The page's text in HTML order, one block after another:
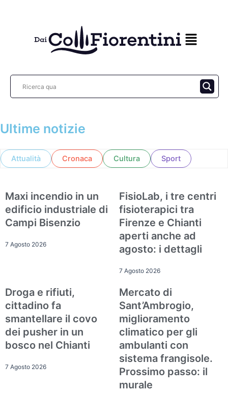
Ultime notizie
Attualità Cronaca Cultura Sport
Cronaca
Maxi incendio in un
edificio industriale di
Campi Bisenzio
7 Agosto 2026
FisioLab, i tre centri
fisioterapici tra
Firenze e Chianti
aperti anche ad
agosto: i dettagli
7 Agosto 2026
Cronaca
Droga e rifiuti,
cittadino fa
smantellare il covo
dei pusher in un
bosco nel Chianti
7 Agosto 2026
Mercato di
Sant’Ambrogio,
miglioramento
climatico per gli
ambulanti con
sistema frangisole.
Prossimo passo: il
murale